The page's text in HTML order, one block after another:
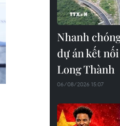
Nhanh
dự án kết
Long Thành
06/08/2026 15:07